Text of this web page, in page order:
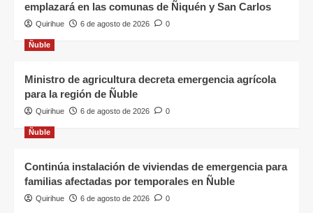
emplazará en las comunas de Ñiquén y San Carlos
Quirihue 6 de agosto de 2026 0
Ñuble
Ministro de agricultura decreta emergencia agrícola
para la región de Ñuble
Quirihue 6 de agosto de 2026 0
Ñuble
Continúa instalación de viviendas de emergencia para
familias afectadas por temporales en Ñuble
Quirihue 6 de agosto de 2026 0